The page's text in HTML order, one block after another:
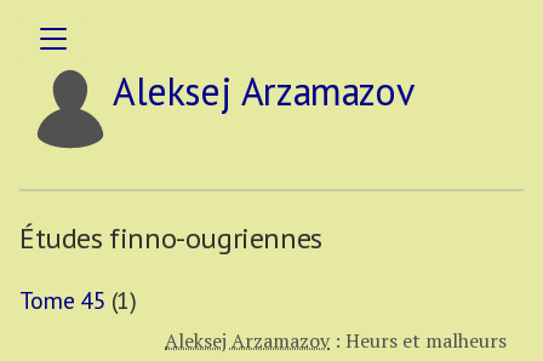
Aleksej Arzamazov
Études finno-ougriennes
Tome 45 (1)
Aleksej Arzamazov : Heurs et malheurs